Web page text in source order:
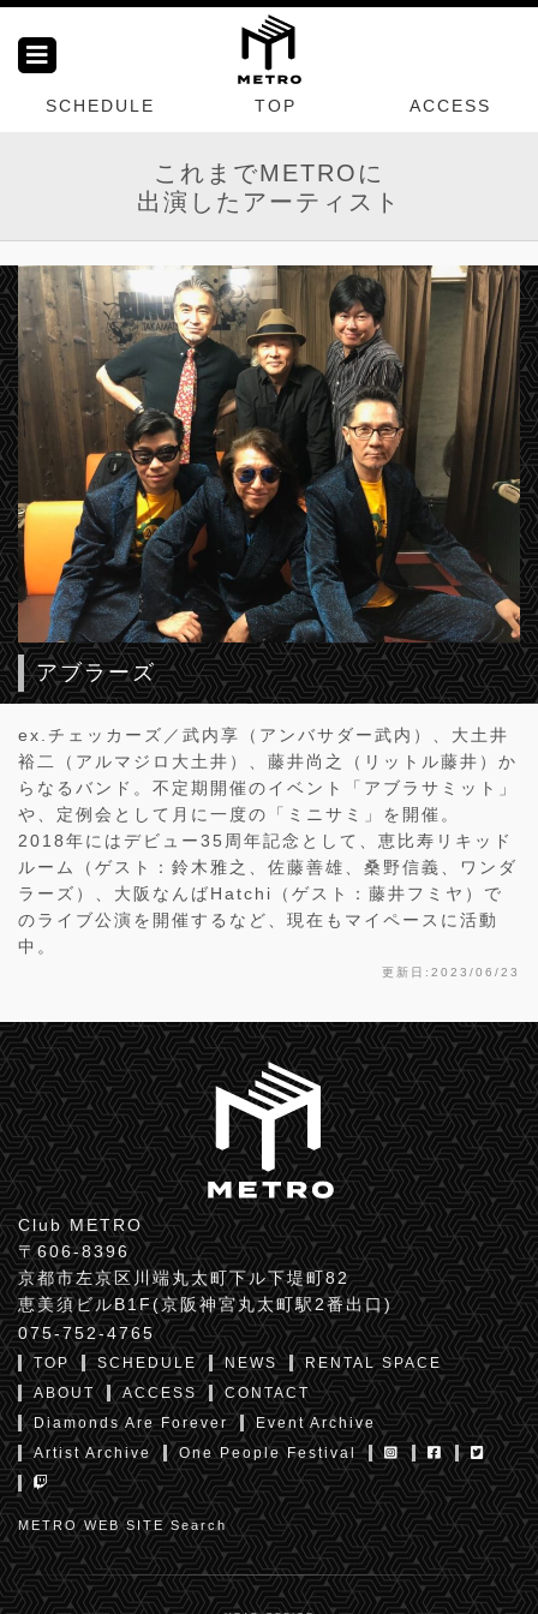
SCHEDULE TOP ACCESS
これまでMETROに
出演したアーティスト
アブラーズ
ex.チェッカーズ／武内享（アンバサダー武内）、大土井
裕二（アルマジロ大土井）、藤井尚之（リットル藤井）か
らなるバンド。不定期開催のイベント「アブラサミット」
や、定例会として月に一度の「ミニサミ」を開催。
2018年にはデビュー35周年記念として、恵比寿リキッド
ルーム（ゲスト：鈴木雅之、佐藤善雄、桑野信義、ワンダ
ラーズ）、大阪なんばHatchi（ゲスト：藤井フミヤ）で
のライブ公演を開催するなど、現在もマイペースに活動
中。
更新日:2023/06/23
Club METRO
〒606-8396
京都市左京区川端丸太町下ル下堤町82
恵美須ビルB1F(京阪神宮丸太町駅2番出口)
075-752-4765
TOP SCHEDULE NEWS
RENTAL SPACE
ABOUT
ACCESS
CONTACT
Diamonds Are Forever
Event Archive
Artist Archive
One People Festival
METRO WEB SITE Search